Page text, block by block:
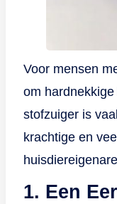
Voor mensen
om
stofzuiger is
krachtige en
1. Een